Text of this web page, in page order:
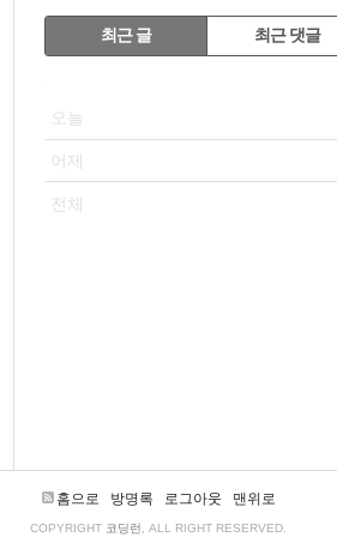
RECENTLY
최근 글 최근 댓글
오늘
어제
전체
홈으로 방명록 로그아웃 맨위로
COPYRIGHT 코딩런 , ALL RIGHT RESERVED.